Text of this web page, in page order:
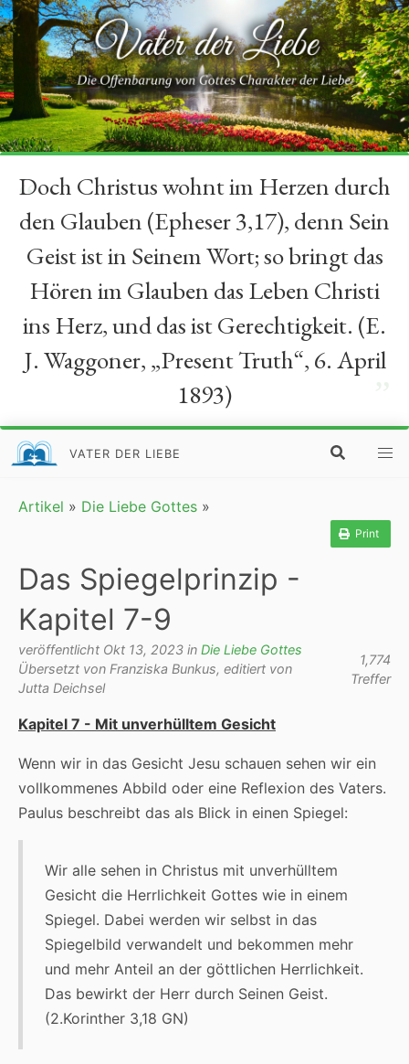
“
Doch Christus wohnt im Herzen durch
den Glauben (Epheser 3,17), denn Sein
Geist ist in Seinem Wort; so bringt das
Hören im Glauben das Leben Christi
ins Herz, und das ist Gerechtigkeit. (E.
J. Waggoner, „Present Truth“, 6. April
1893)
VATER DER LIEBE
Artikel » Die Liebe Gottes »
Print
Das Spiegelprinzip -
Kapitel 7-9
veröffentlicht Okt 13, 2023 in Die Liebe Gottes
Übersetzt von Franziska Bunkus, editiert von
Jutta Deichsel
1,774
Treffer
Kapitel 7 - Mit unverhülltem Gesicht
Wenn wir in das Gesicht Jesu schauen sehen wir ein
vollkommenes Abbild oder eine Reflexion des Vaters.
Paulus beschreibt das als Blick in einen Spiegel:
Wir alle sehen in Christus mit unverhülltem
Gesicht die Herrlichkeit Gottes wie in einem
Spiegel. Dabei werden wir selbst in das
Spiegelbild verwandelt und bekommen mehr
und mehr Anteil an der göttlichen Herrlichkeit.
Das bewirkt der Herr durch Seinen Geist.
(2.Korinther 3,18 GN)